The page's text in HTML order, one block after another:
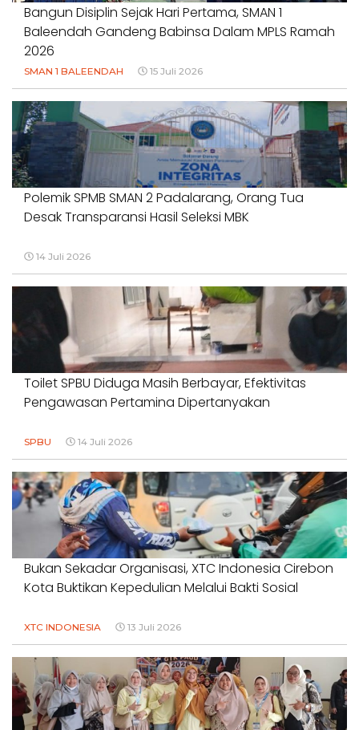
Bangun Disiplin Sejak Hari Pertama, SMAN 1
Baleendah Gandeng Babinsa Dalam MPLS Ramah
2026
SMAN 1 BALEENDAH 15 Juli 2026
Polemik SPMB SMAN 2 Padalarang, Orang Tua
Desak Transparansi Hasil Seleksi MBK
14 Juli 2026
Toilet SPBU Diduga Masih Berbayar, Efektivitas
Pengawasan Pertamina Dipertanyakan
SPBU 14 Juli 2026
Bukan Sekadar Organisasi, XTC Indonesia Cirebon
Kota Buktikan Kepedulian Melalui Bakti Sosial
XTC INDONESIA 13 Juli 2026